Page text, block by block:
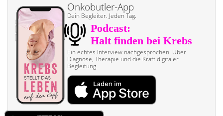
Onkobutler-App
Dein Begleiter. Jeden Tag.
Ein echtes Interview nach­gesprochen. Über
Diagnose, Therapie und die Kraft digitaler
Begleitung